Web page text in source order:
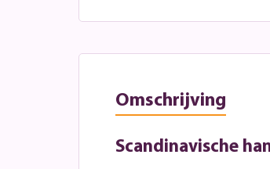
Omschrijving
Scandinavische